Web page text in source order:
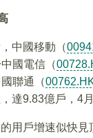
中國移動（
國電信（
聯通（
達9.83億戶，4
用戶增速似快見